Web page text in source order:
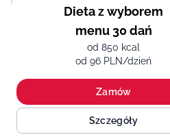
Dieta z wyborem
menu 30 dań
od 850 kcal
od 96 PLN/dzień
Zamów
Szczegóły